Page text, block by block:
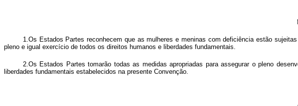
1.Os Estados Partes reconhecem que as mulheres e meninas com deficiência estão
pleno e igual exercício de todos os direitos humanos e liberdades fundamentais.
2.Os Estados Partes tomarão todas as medidas apropriadas para assegurar o pleno
liberdades fundamentais estabelecidos na presente Convenção.